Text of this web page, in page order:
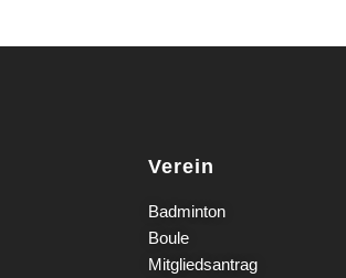
Verein
Badminton
Boule
Mitgliedsantrag